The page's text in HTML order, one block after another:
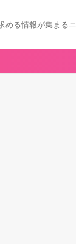
める情報が集まる